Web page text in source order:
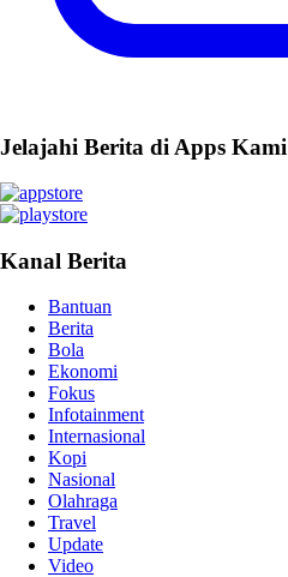
Jelajahi Berita di Apps Kami
Kanal Berita
Bantuan
Berita
Bola
Ekonomi
Fokus
Infotainment
Internasional
Kopi
Nasional
Olahraga
Travel
Update
Video